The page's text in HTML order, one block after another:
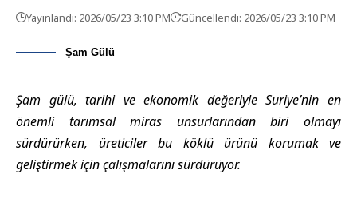
Yayınlandı: 2026/05/23 3:10 PM Güncellendi: 2026/05/23 3:10 PM
Şam Gülü
Şam gülü, tarihi ve ekonomik değeriyle Suriye’nin en
önemli tarımsal miras unsurlarından biri olmayı
sürdürürken, üreticiler bu köklü ürünü korumak ve
geliştirmek için çalışmalarını sürdürüyor.